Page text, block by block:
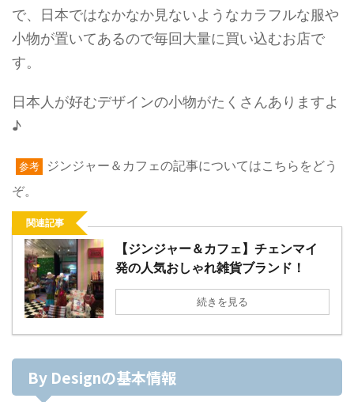
で、日本ではなかなか見ないようなカラフルな服や
小物が置いてあるので毎回大量に買い込むお店で
す。
日本人が好むデザインの小物がたくさんありますよ
♪
参考
ジンジャー＆カフェの記事についてはこちらをどう
ぞ。
関連記事
【ジンジャー＆カフェ】チェンマイ
発の人気おしゃれ雑貨ブランド！
続きを見る
By Designの基本情報